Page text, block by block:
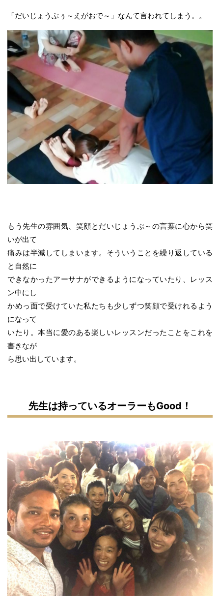
「だいじょうぶぅ～えがおで～」なんて言われてしまう。。
もう先生の雰囲気、笑顔とだいじょうぶ～の言葉に心から笑
いが出て
痛みは半減してしまいます。そういうことを繰り返している
と自然に
できなかったアーサナができるようになっていたり、レッス
ン中にし
かめっ面で受けていた私たちも少しずつ笑顔で受けれるよう
になって
いたり。本当に愛のある楽しいレッスンだったことをこれを
書きなが
ら思い出しています。
先生は持っているオーラーもGood！